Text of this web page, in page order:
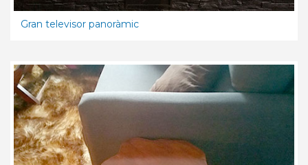
Gran televisor panoràmic